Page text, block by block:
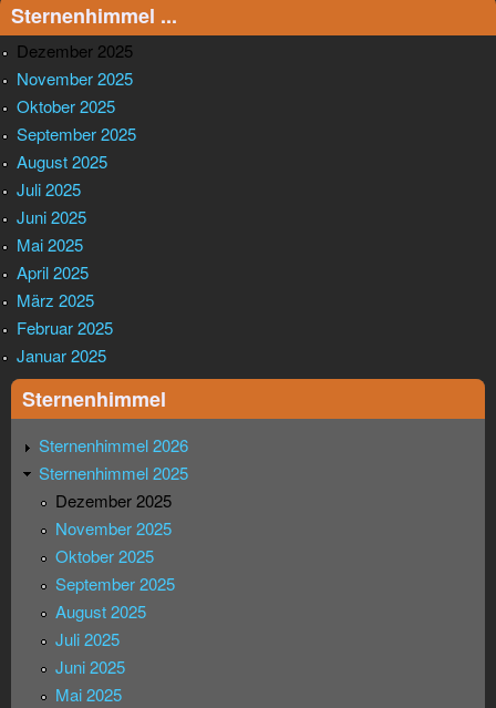
Sternenhimmel ...
Dezember 2025
November 2025
Oktober 2025
September 2025
August 2025
Juli 2025
Juni 2025
Mai 2025
April 2025
März 2025
Februar 2025
Januar 2025
Sternenhimmel
Sternenhimmel 2026
Sternenhimmel 2025
Dezember 2025
November 2025
Oktober 2025
September 2025
August 2025
Juli 2025
Juni 2025
Mai 2025